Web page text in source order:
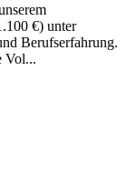
€) unter
Berufs­erfahrung.
Vol...